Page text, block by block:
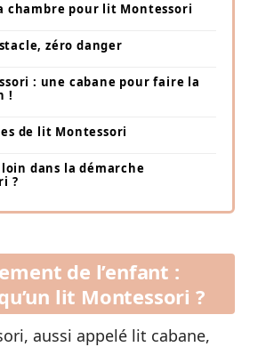
chambre pour lit Montessori
zéro danger
: une cabane pour faire la
!
de lit Montessori
dans la démarche
?
de l’enfant :
lit Montessori ?
aussi appelé lit cabane,